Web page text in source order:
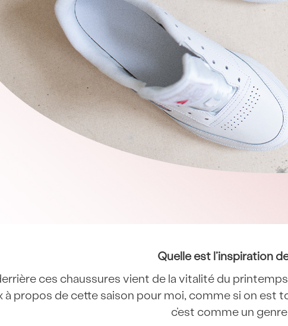
Quelle est l’inspiration
ces chaussures vient de la vitalité du
propos de cette saison pour moi, comme si on est
c’est comme un